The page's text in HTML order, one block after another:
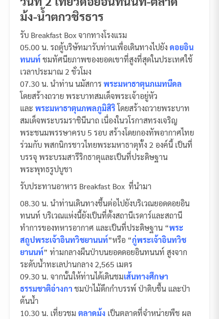
ม้ง-น้ำตกวชิรธาร
รับ Breakfast Box จากทางโรงแรม
05.00 น. รถตู้บริษัทมารับท่านเพื่อเดินทางไปยัง ดอยอิน
ทนนท์ ชมทัศนียภาพของยอดเขาที่สูงที่สุดในประเทศใช้
เวลาประมาณ 2 ชั่วโมง
07.30 น. นำท่าน นมัสการ พระมหาธาตุนภเมทนีดล
โดยสร้างถวาย พระบาทสมเด็จพระเจ้าอยู่หัว
และ พระมหาธาตุนภพลภูมิสิริโดยสร้างถวายพระบาท
สมเด็จพระบรมราชินีนาถ เนื่องในวโรกาสทรงเจริญ
พระชนมพรรษาครบ 5 รอบ สร้างโดยกองทัพอากาศไทย
ร่วมกับ พสกนิกรชาวไทยพระมหาธาตุทั้ง 2 องค์นี้ เป็นที่
บรรจุ พระบรมสารีริกธาตุและเป็นที่ประดิษฐาน
พระพุทธรูปบูชา
รับประทานอาหาร Breakfast Box ที่นำมา
08.30 น. นำท่านเดินทางชึ้นต่อไปยังบริเวณยอดดอยอิน
ทนนท์ บริเวณแห่งนี้ยังเป็นที่ตั้งสถานีเรดาร์และสถานี
ทำการของทหารอากาศ และเป็นที่ประดิษฐาน “พระ
สถูปพระเจ้าอินทวิชยานนท์”หรือ “กู่พระเจ้าอินทวิช
ยานนท์” ท่ามกลางผืนป่าบนยอดดอยอินทนนท์ สูงจาก
ระดับน้ำทะเลปานกลาง 2,565 เมตร
09.30 น. จากนั้นให้ท่านได้เดินชมเส้นทางศึกษา
ธรรมชาติอ่างกาชมป่าไม้ดึกกำบรรพ์ ป่าดิบชื้น และป่า
ต้นน้ำ
10.30 น. เที่ยวชม ตลาดม้ง เป็นตลาดที่จำหน่ายพืช ผล